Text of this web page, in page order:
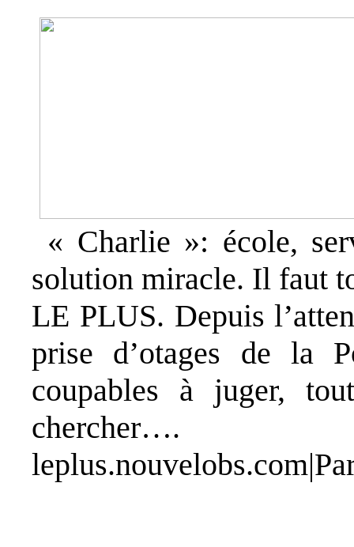
« Charlie »: école,
solution miracle. Il faut
LE PLUS. Depuis
prise d’otages de la
coupables à juger,
chercher….
leplus.nouvelobs.com|